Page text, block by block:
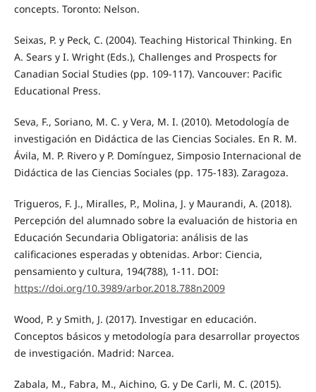
concepts. Toronto: Nelson.
Seixas, P. y Peck, C. (2004). Teaching Historical Thinking. En
A. Sears y I. Wright (Eds.), Challenges and Prospects for
Canadian Social Studies (pp. 109-117). Vancouver: Pacific
Educational Press.
Seva, F., Soriano, M. C. y Vera, M. I. (2010). Metodología de
investigación en Didáctica de las Ciencias Sociales. En R. M.
Ávila, M. P. Rivero y P. Domínguez, Simposio Internacional de
Didáctica de las Ciencias Sociales (pp. 175-183). Zaragoza.
Trigueros, F. J., Miralles, P., Molina, J. y Maurandi, A. (2018).
Percepción del alumnado sobre la evaluación de historia en
Educación Secundaria Obligatoria: análisis de las
calificaciones esperadas y obtenidas. Arbor: Ciencia,
pensamiento y cultura, 194(788), 1-11. DOI:
https://doi.org/10.3989/arbor.2018.788n2009
Wood, P. y Smith, J. (2017). Investigar en educación.
Conceptos básicos y metodología para desarrollar proyectos
de investigación. Madrid: Narcea.
Zabala, M., Fabra, M., Aichino, G. y De Carli, M. C. (2015).